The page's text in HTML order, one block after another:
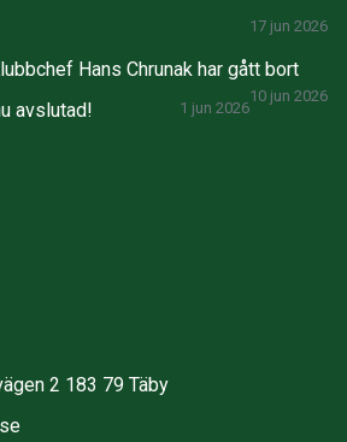
17 jun 2026
Hans Chrunak har gått bort
10 jun 2026
avslutad! 1 jun 2026
2 183 79 Täby